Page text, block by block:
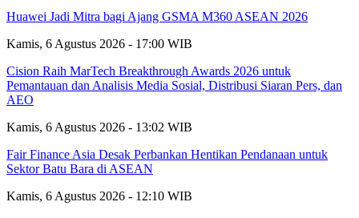
Huawei Jadi Mitra bagi Ajang GSMA M360 ASEAN 2026
Kamis, 6 Agustus 2026 - 17:00 WIB
Cision Raih MarTech Breakthrough Awards 2026 untuk
Pemantauan dan Analisis Media Sosial, Distribusi Siaran Pers, dan
AEO
Kamis, 6 Agustus 2026 - 13:02 WIB
Fair Finance Asia Desak Perbankan Hentikan Pendanaan untuk
Sektor Batu Bara di ASEAN
Kamis, 6 Agustus 2026 - 12:10 WIB